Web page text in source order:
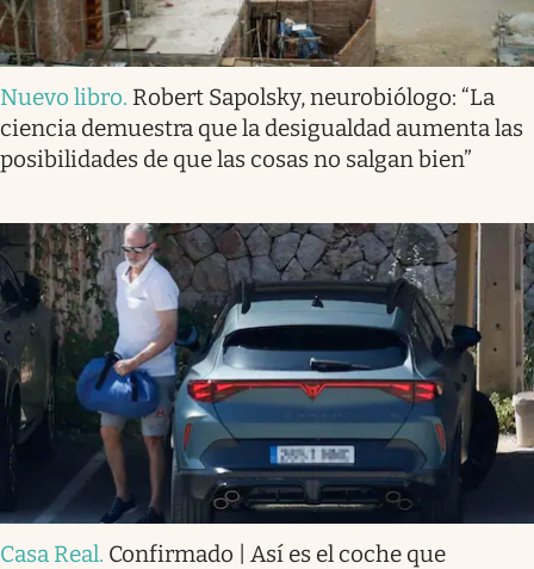
Nuevo libro. Robert Sapolsky, neurobiólogo: “La
ciencia demuestra que la desigualdad aumenta las
posibilidades de que las cosas no salgan bien”
Casa Real. Confirmado | Así es el coche que